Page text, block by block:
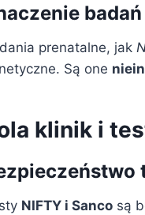
prenatalne, jak
Są one
klinik i
NIFTY i Sanco są